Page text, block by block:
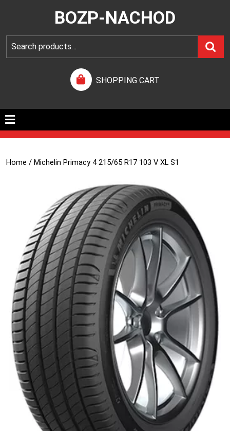
BOZP-NACHOD
SHOPPING CART
Home / Michelin Primacy 4 215/65 R17 103 V XL S1